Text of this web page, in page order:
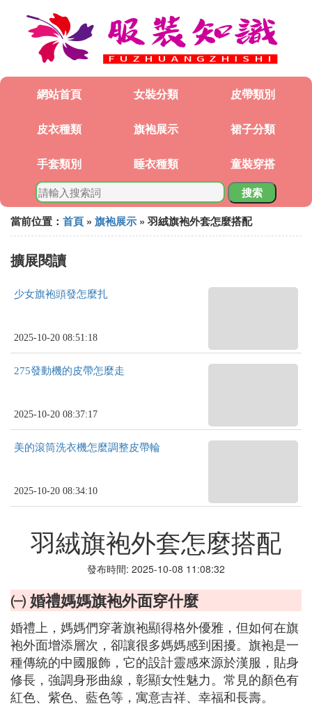
網站首頁 女裝分類 皮帶類別
皮衣種類 旗袍展示 裙子分類
手套類別 睡衣種類 童裝穿搭
搜索
當前位置： 首頁 » 旗袍展示 » 羽絨旗袍外套怎麼搭配
擴展閱讀
少女旗袍頭發怎麼扎
2025-10-20 08:51:18
275發動機的皮帶怎麼走
2025-10-20 08:37:17
美的滾筒洗衣機怎麼調整皮帶輪
2025-10-20 08:34:10
羽絨旗袍外套怎麼搭配
發布時間: 2025-10-08 11:08:32
㈠ 婚禮媽媽旗袍外面穿什麼
婚禮上，媽媽們穿著旗袍顯得格外優雅，但如何在旗
袍外面增添層次，卻讓很多媽媽感到困擾。旗袍是一
種傳統的中國服飾，它的設計靈感來源於漢服，貼身
修長，強調身形曲線，彰顯女性魅力。常見的顏色有
紅色、紫色、藍色等，寓意吉祥、幸福和長壽。